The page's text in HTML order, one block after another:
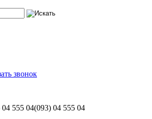
звонок
04 555 04(093) 04 555 04